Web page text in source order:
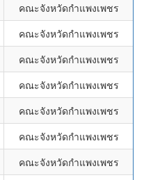
คณะจังหวัดกำแพงเพชร
คณะจังหวัดกำแพงเพชร
คณะจังหวัดกำแพงเพชร
คณะจังหวัดกำแพงเพชร
คณะจังหวัดกำแพงเพชร
คณะจังหวัดกำแพงเพชร
คณะจังหวัดกำแพงเพชร